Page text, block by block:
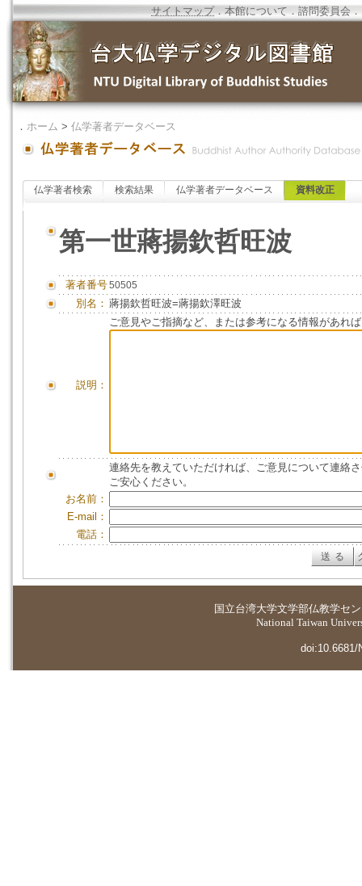
サイトマップ．本館について ．諮問委員会 ．
． ホーム > 仏学著者データベース
仏学著者検索 検索結果 仏学著者データベース 資料改正
第一世蔣揚欽哲旺波
著者番号50505
別名： 蔣揚欽哲旺波=蔣揚欽澤旺波
説明：
ご意見やご指摘など、または参考になる情報があれ
連絡先を教えていただければ、ご意見について連絡
ご安心ください。
お名前：
E-mail：
電話：
国立台湾大学文学部仏教学セ
National Taiwan
doi:10.6681/